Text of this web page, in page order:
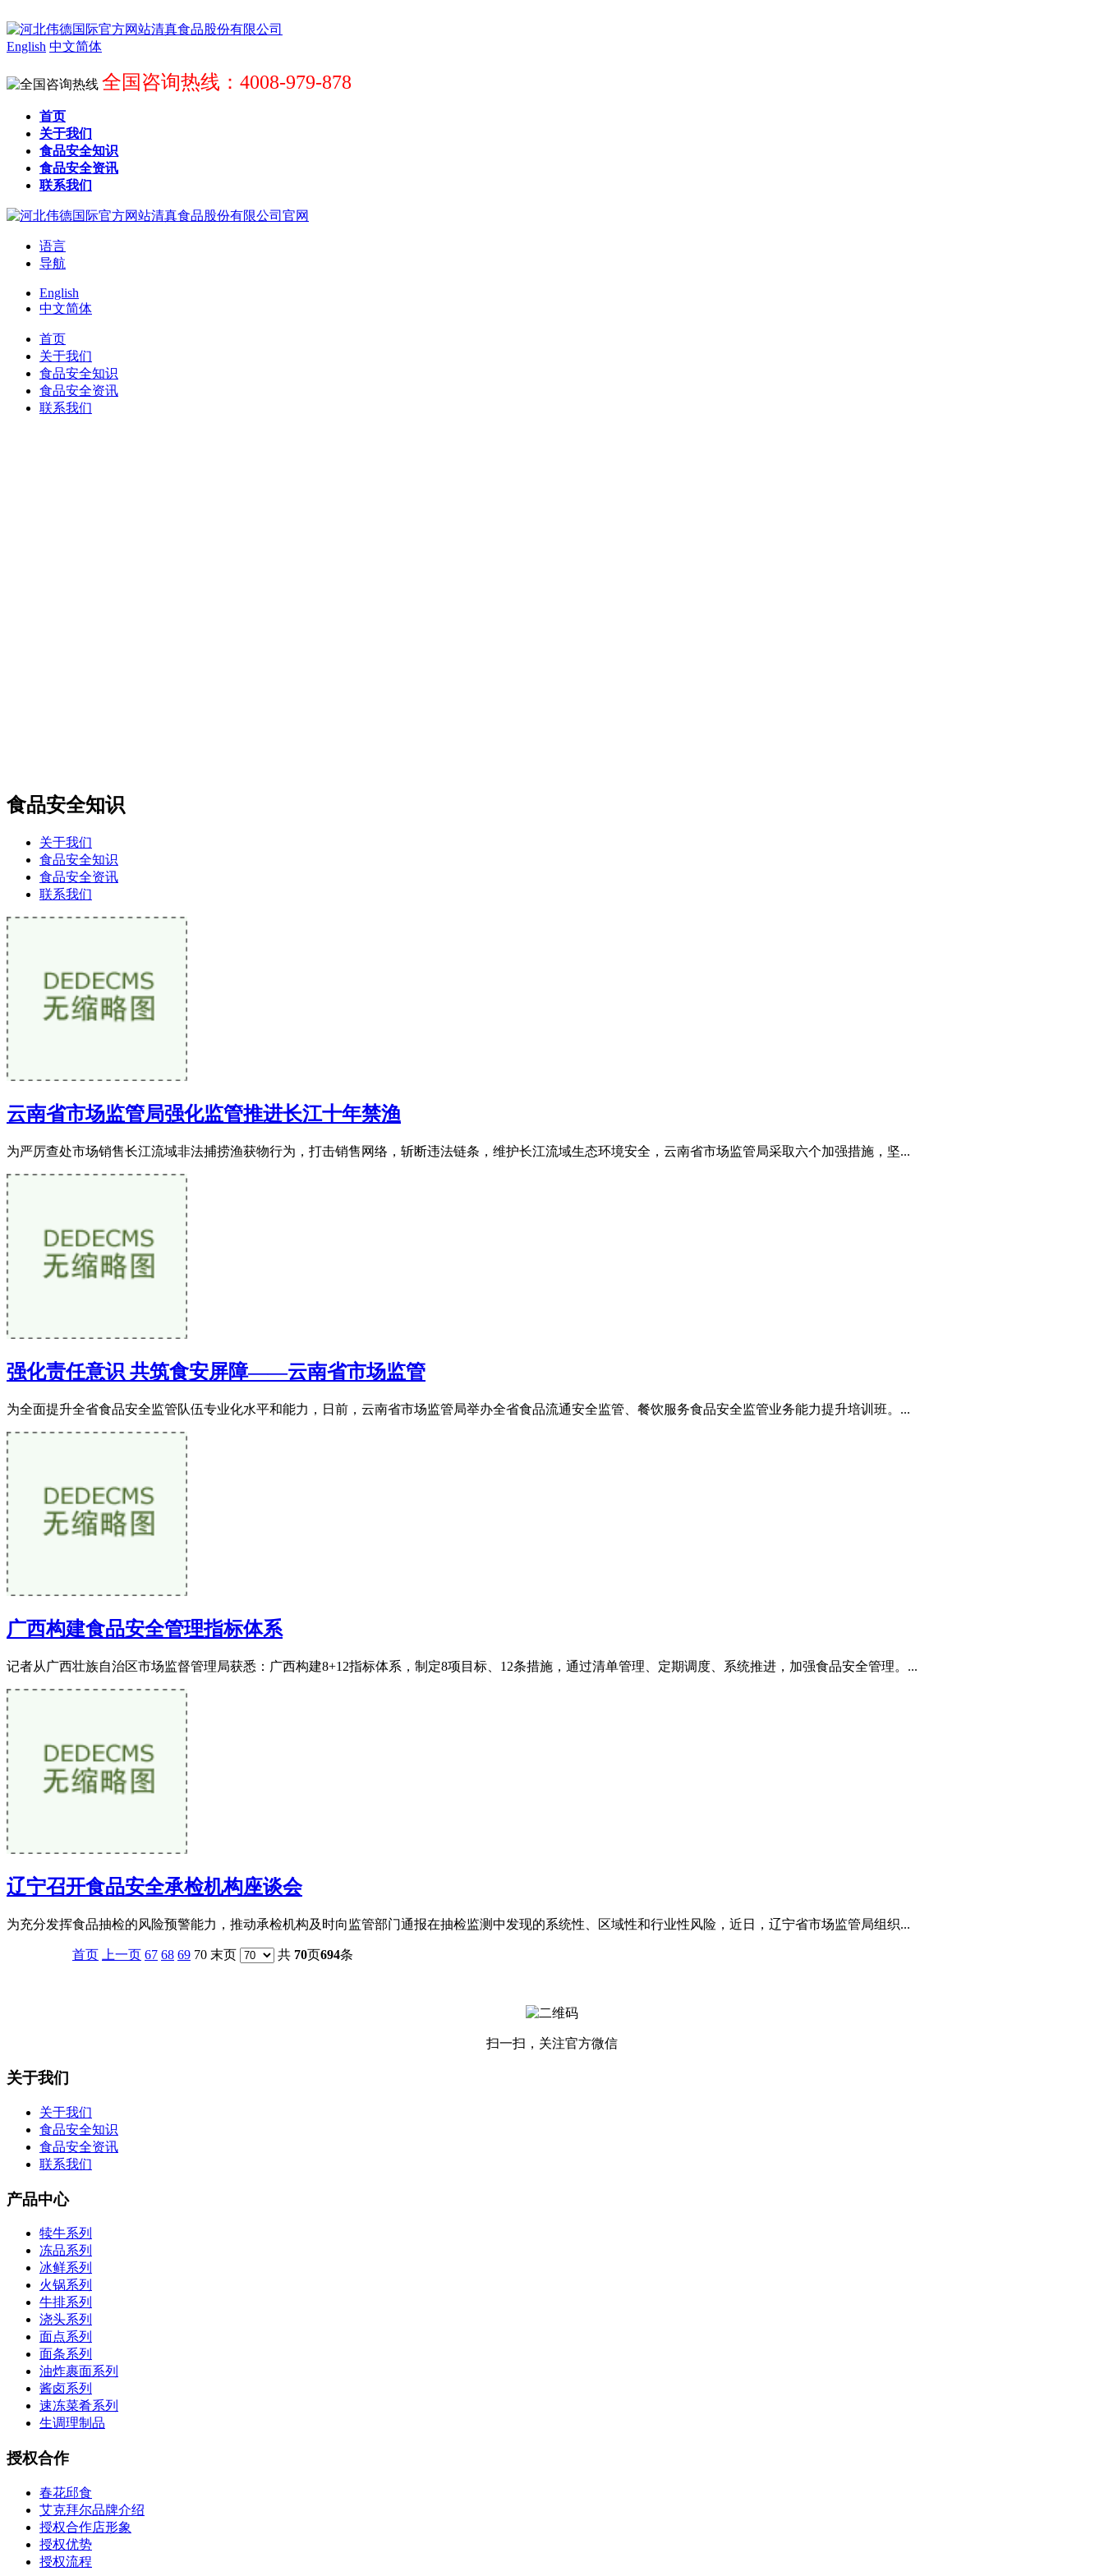
English 中文简体
全国咨询热线：4008-979-878
首页
关于我们
食品安全知识
食品安全资讯
联系我们
语言
导航
English
中文简体
首页
关于我们
食品安全知识
食品安全资讯
联系我们
食品安全知识
关于我们
食品安全知识
食品安全资讯
联系我们
云南省市场监管局强化监管推进长江十年禁渔
为严厉查处市场销售长江流域非法捕捞渔获物行为，打击销售网络，斩断违法链条，维护长江流域生态环境安全，云南省市场监管局采取六个加强措施，坚...
强化责任意识 共筑食安屏障——云南省市场监管
为全面提升全省食品安全监管队伍专业化水平和能力，日前，云南省市场监管局举办全省食品流通安全监管、餐饮服务食品安全监管业务能力提升培训班。...
广西构建食品安全管理指标体系
记者从广西壮族自治区市场监督管理局获悉：广西构建8+12指标体系，制定8项目标、12条措施，通过清单管理、定期调度、系统推进，加强食品安全管理。...
辽宁召开食品安全承检机构座谈会
为充分发挥食品抽检的风险预警能力，推动承检机构及时向监管部门通报在抽检监测中发现的系统性、区域性和行业性风险，近日，辽宁省市场监管局组织...
首页 上一页 67 68 69 70 末页 共 70页694条
扫一扫，关注官方微信
关于我们
关于我们
食品安全知识
食品安全资讯
联系我们
产品中心
犊牛系列
冻品系列
冰鲜系列
火锅系列
牛排系列
浇头系列
面点系列
面条系列
油炸裹面系列
酱卤系列
速冻菜肴系列
生调理制品
授权合作
春花邱食
艾克拜尔品牌介绍
授权合作店形象
授权优势
授权流程